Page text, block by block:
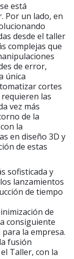
está
Por un lado, en
desde el taller
complejas que
de error,
única
cortes
requieren las
vez más
de la
la
en diseño 3D y
de estas
sofisticada y
lanzamientos
de tiempo
de
consiguiente
la empresa.
fusión
Taller, con la